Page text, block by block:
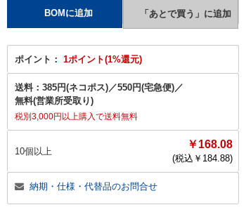
ポイント： 1ポイント(1%還元)
送料： 385円(ネコポス)／550円(宅急便)／
無料(営業所受取り)
税別3,000円以上購入で送料無料
10個以上
￥168.08
(税込￥ 184.88)
納期・仕様・代替品のお問合せ